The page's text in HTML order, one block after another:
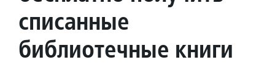
списанные
библиотечные книги